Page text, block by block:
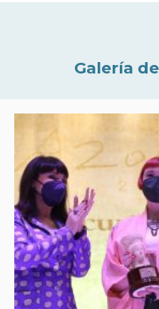
Galería